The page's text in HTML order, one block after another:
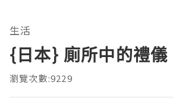
生活
{日本} 廁所中的禮儀
瀏覽次數:9229